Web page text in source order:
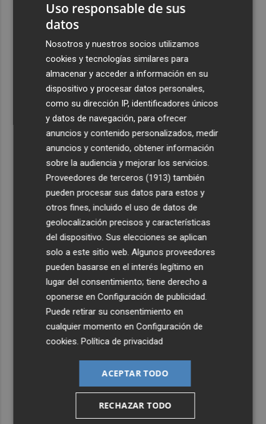
Uso responsable de sus
datos
Nosotros y nuestros socios utilizamos
cookies y tecnologías similares para
almacenar y acceder a información en su
dispositivo y procesar datos personales,
como su dirección IP, identificadores únicos
y datos de navegación, para ofrecer
anuncios y contenido personalizados, medir
anuncios y contenido, obtener información
sobre la audiencia y mejorar los servicios.
Proveedores de terceros (1913) también
pueden procesar sus datos para estos y
otros fines, incluido el uso de datos de
geolocalización precisos y características
del dispositivo. Sus elecciones se aplican
solo a este sitio web. Algunos proveedores
pueden basarse en el interés legítimo en
lugar del consentimiento; tiene derecho a
oponerse enConfiguración de publicidad.
Puede retirar su consentimiento en
cualquier momento enConfiguración de
cookies.Política de privacidad
ACEPTAR TODO
RECHAZAR TODO